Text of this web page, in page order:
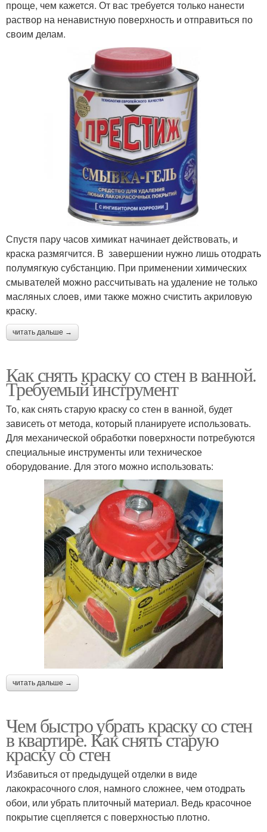
проще, чем кажется. От вас требуется только нанести
раствор на ненавистную поверхность и отправиться по
своим делам.
Спустя пару часов химикат начинает действовать, и
краска размягчится. В завершении нужно лишь отодрать
полумягкую субстанцию. При применении химических
смывателей можно рассчитывать на удаление не только
масляных слоев, ими также можно счистить акриловую
краску.
читать дальше →
Как снять краску со стен в ванной.
Требуемый инструмент
То, как снять старую краску со стен в ванной, будет
зависеть от метода, который планируете использовать.
Для механической обработки поверхности потребуются
специальные инструменты или техническое
оборудование. Для этого можно использовать:
читать дальше →
Чем быстро убрать краску со стен
в квартире. Как снять старую
краску со стен
Избавиться от предыдущей отделки в виде
лакокрасочного слоя, намного сложнее, чем отодрать
обои, или убрать плиточный материал. Ведь красочное
покрытие сцепляется с поверхностью плотно.